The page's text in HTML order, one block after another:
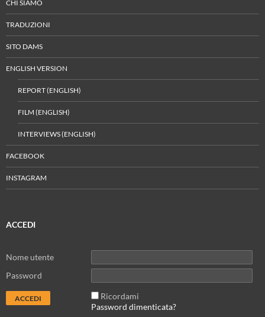
CHI SIAMO
TRADUZIONI
SITO DAMS
ENGLISH VERSION
REPORT (ENGLISH)
FILM (ENGLISH)
INTERVIEWS (ENGLISH)
FACEBOOK
INSTAGRAM
ACCEDI
Nome utente
Password
Ricordami
Password dimenticata?